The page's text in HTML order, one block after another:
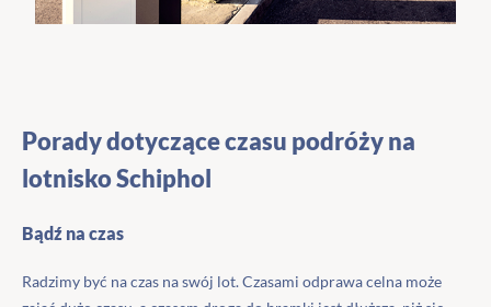
Porady dotyczące czasu podróży na
lotnisko Schiphol
Bądź na czas
Radzimy być na czas na swój lot. Czasami odprawa celna może